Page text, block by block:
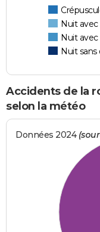
Nuit avec
Nuit
Nuit sans
Accidents de la
selon la météo
Données 2024